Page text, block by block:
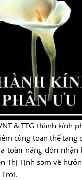
& TTG thành kính
cùng toàn thể tang
toàn năng đón nhận
Thị Tịnh sớm về